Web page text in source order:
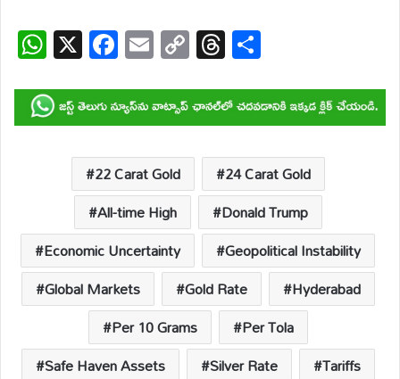
W
h
at
s
X F
ac
e
b
o
o
k
E
m
ail
C
o
p
y
Li
n
k
T
hr
e
a
d
s
ar
e
22 Carat Gold
24 Carat Gold
All-time High
Donald Trump
Economic Uncertainty
Geopolitical Instability
Global Markets
Gold Rate
Hyderabad
Per 10 Grams
Per Tola
Safe Haven Assets
Silver Rate
Tariffs